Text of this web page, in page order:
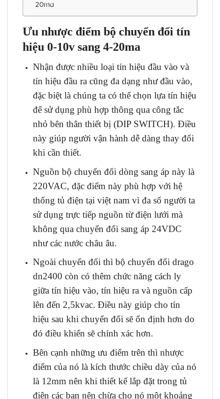
20ma
Ưu nhược điểm bộ chuyển đổi tín
hiệu 0-10v sang 4-20ma
Nhận được nhiều loại tín hiệu đầu vào và
tín hiệu đầu ra cũng đa dạng như đầu vào,
đặc biệt là chúng ta có thể chọn lựa tín hiệu
để sử dụng phù hợp thông qua công tắc
nhỏ bên thân thiết bị (DIP SWITCH). Điều
này giúp người vận hành dễ dàng thay đổi
khi cần thiết.
Nguồn bộ chuyển đổi dòng sang áp này là
220VAC, đặc điểm này phù hợp với hệ
thống tủ điện tại việt nam vì đa số người ta
sử dụng trực tiếp nguồn từ điện lưới mà
không qua chuyển đổi sang áp 24VDC
như các nước châu âu.
Ngoài chuyển đổi thì bộ chuyển đổi drago
dn2400 còn có thêm chức năng cách ly
giữa tín hiệu vào, tín hiệu ra và nguồn cấp
lên đến 2,5kvac. Điều này giúp cho tín
hiệu sau khi chuyển đổi sẽ ổn định hơn do
đó điều khiển sẽ chính xác hơn.
Bên cạnh những ưu điểm trên thì nhược
điểm của nó là kích thước chiều dày của nó
là 12mm nên khi thiết kế lắp đặt trong tủ
điện các bạn nên chừa cho nó một khoảng